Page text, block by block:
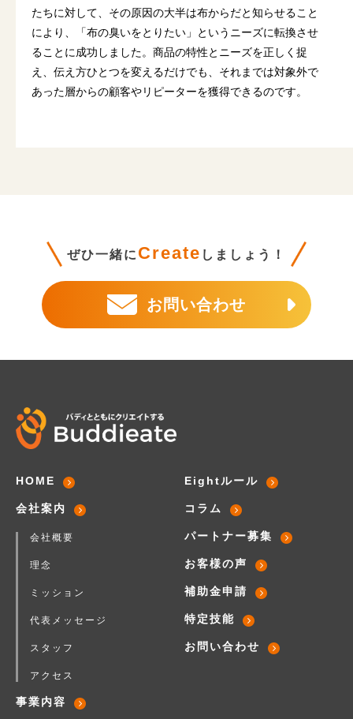
たちに対して、その原因の大半は布からだと知らせること
により、「布の臭いをとりたい」というニーズに転換させ
ることに成功しました。商品の特性とニーズを正しく捉
え、伝え方ひとつを変えるだけでも、それまでは対象外で
あった層からの顧客やリピーターを獲得できるのです。
ぜひ一緒に Create しましょう！
お問い合わせ
HOME
会社案内
会社概要
理念
ミッション
代表メッセージ
スタッフ
アクセス
事業内容
Eightルール
コラム
パートナー募集
お客様の声
補助金申請
特定技能
お問い合わせ